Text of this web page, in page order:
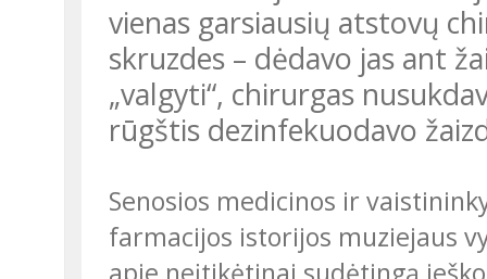
vienas garsiausių atstovų
skruzdes – dėdavo jas ant
„valgyti“, chirurgas
rūgštis dezinfekuodavo
Senosios medicinos ir
farmacijos istorijos muziejaus